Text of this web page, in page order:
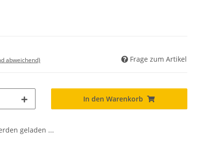
abweichend) Frage zum Artikel
In den Warenkorb
geladen ...